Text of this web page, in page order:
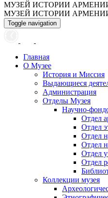
МУЗЕЙ ИСТОРИИ
МУЗЕЙ ИСТОРИИ
Toggle navigation
Главная
О Музее
История и Миссия
Выдающиеся
Администрация
Отделы Музея
Научно-
Отдел
Отдел
Отдел
Отдел
Отдел
Отдел
Коллекции музея